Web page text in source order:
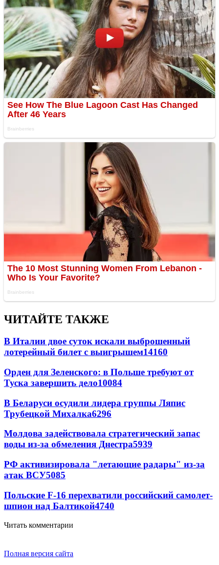
ЧИТАЙТЕ ТАКЖЕ
В Италии двое суток искали выброшенный
лотерейный билет с выигрышем14160
Орден для Зеленского: в Польше требуют от
Туска завершить дело10084
В Беларуси осудили лидера группы Ляпис
Трубецкой Михалка6296
Молдова задействовала стратегический запас
воды из-за обмеления Днестра5939
РФ активизировала "летающие радары" из-за
атак ВСУ5085
Польские F-16 перехватили российский самолет-
шпион над Балтикой4740
Читать комментарии
Полная версия сайта